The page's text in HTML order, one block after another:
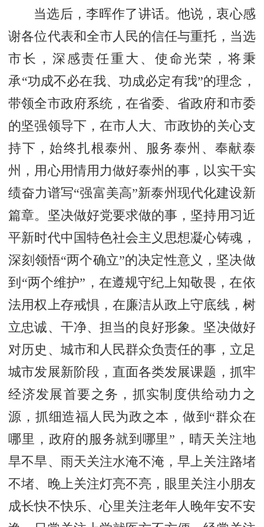
当选后，李晖作了讲话。他说，衷心感
谢各位代表和全市人民的信任与重托，当选
市长，深感责任重大、使命光荣，将秉
承“功成不必在我、功成必定有我”的理念，
带领全市政府系统，在省委、省政府和市委
的坚强领导下，在市人大、市政协的关心支
持下，始终扎根泰州、服务泰州、奉献泰
州，用心用情用力做好泰州的事，以实干实
绩奋力谱写“强富美高”新泰州现代化建设新
篇章。坚决做好党要求做的事，坚持用习近
平新时代中国特色社会主义思想凝心铸魂，
深刻领悟“两个确立”的决定性意义，坚决做
到“两个维护”，在遵规守纪上知敬畏，在依
法用权上存戒惧，在廉洁从政上守底线，树
立忠诚、干净、担当的良好形象。坚决做好
对历史、城市和人民群众负责任的事，立足
城市发展新阶段，直面各类发展课题，抓牢
经济发展首要之务，抓实制度供给动力之
源，抓细造福人民为政之本，做到“群众在
哪里，政府的服务就到哪里”，晴天关注地
旱不旱、雨天关注水淹不淹，早上关注路堵
不堵、晚上关注灯亮不亮，眼里关注小朋友
成长快不快乐、心里关注老年人晚年安不安